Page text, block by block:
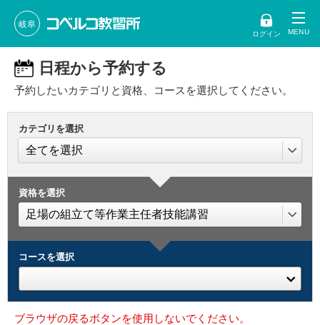
岐阜
ログイン
日程から予約する
予約したいカテゴリと資格、コースを選択してください。
カテゴリを選択
資格を選択
コースを選択
ブラウザの戻るボタンを使用しないでください。